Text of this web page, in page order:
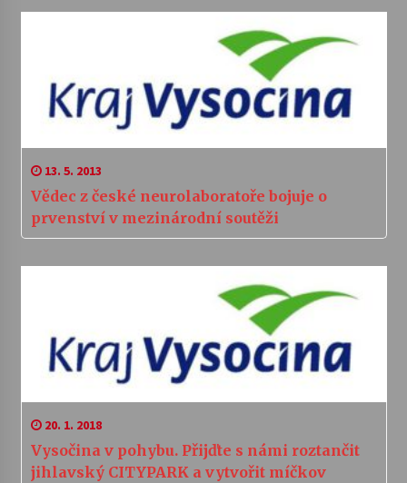
13. 5. 2013
Vědec z české neurolaboratoře bojuje o
prvenství v mezinárodní soutěži
20. 1. 2018
Vysočina v pohybu. Přijďte s námi roztančit
jihlavský CITYPARK a vytvořit míčkov